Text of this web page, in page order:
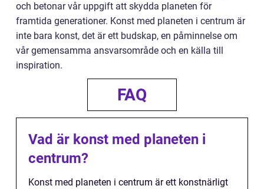
och betonar vår uppgift att skydda planeten för
framtida generationer. Konst med planeten i centrum är
inte bara konst, det är ett budskap, en påminnelse om
vår gemensamma ansvarsområde och en källa till
inspiration.
FAQ
Vad är konst med planeten i
centrum?
Konst med planeten i centrum är ett konstnärligt